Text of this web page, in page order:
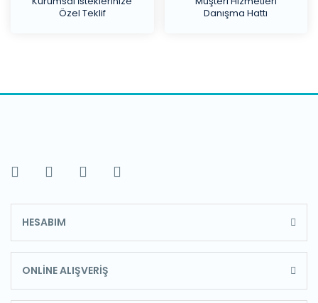
Özel Teklif
Danışma Hattı
HESABIM
ONLİNE ALIŞVERİŞ